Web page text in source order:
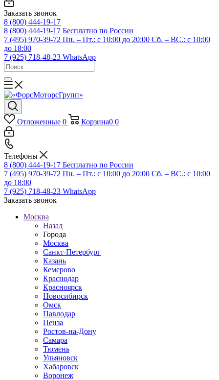
Заказать звонок
8 (800) 444-19-17
8 (800) 444-19-17 Бесплатно по России
7 (495) 970-39-72 Пн. – Пт.: с 10:00 до 20:00 Сб. – ВС.: c 10:00
до 18:00
7 (925) 718-48-23 WhatsApp
Отложенные 0 Корзина0 0
Телефоны
8 (800) 444-19-17 Бесплатно по России
7 (495) 970-39-72 Пн. – Пт.: с 10:00 до 20:00 Сб. – ВС.: c 10:00
до 18:00
7 (925) 718-48-23 WhatsApp
Заказать звонок
Москва
Назад
Города
Москва
Санкт-Петербург
Казань
Кемерово
Краснодар
Красноярск
Новосибирск
Омск
Павлодар
Пенза
Ростов-на-Дону
Самара
Тюмень
Ульяновск
Хабаровск
Воронеж